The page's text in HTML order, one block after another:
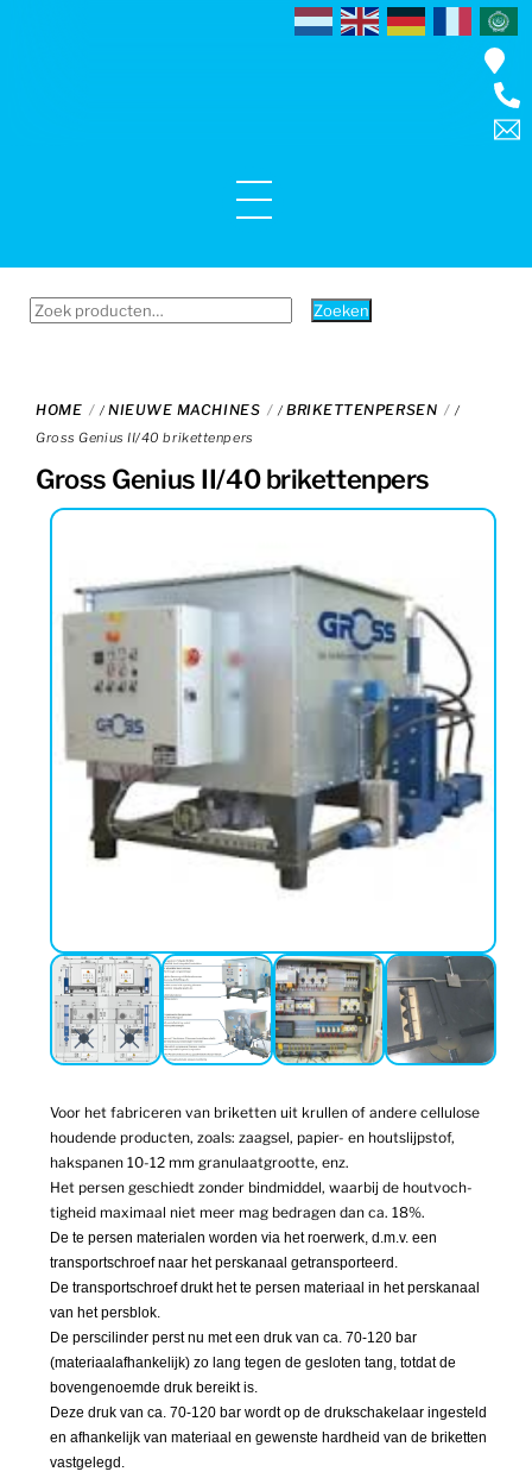
Menu
Zoeken
Zoeken
HOME / NIEUWE MACHINES / BRIKETTENPERSEN
/
Gross Genius II/40 brikettenpers
Gross Genius II/40 brikettenpers
Voor het fabriceren van briketten uit krullen of andere cellulose
houdende producten, zoals: zaagsel, papier- en houtslijpstof,
hakspanen 10-12 mm granulaatgrootte, enz.
Het persen geschiedt zonder bindmiddel, waarbij de houtvoch­
tigheid maximaal niet meer mag bedragen dan ca. 18%.
De te persen materialen worden via het roerwerk, d.m.v. een
transportschroef naar het perskanaal getransporteerd.
De transportschroef drukt het te persen materiaal in het perskanaal
van het persblok.
De perscilinder perst nu met een druk van ca. 70-120 bar
(materiaalafhankelijk) zo lang tegen de gesloten tang, totdat de
bovenge­noemde druk bereikt is.
Deze druk van ca. 70-120 bar wordt op de drukschakelaar ingesteld
en afhankelijk van materiaal en gewenste hardheid van de briketten
vastgelegd.